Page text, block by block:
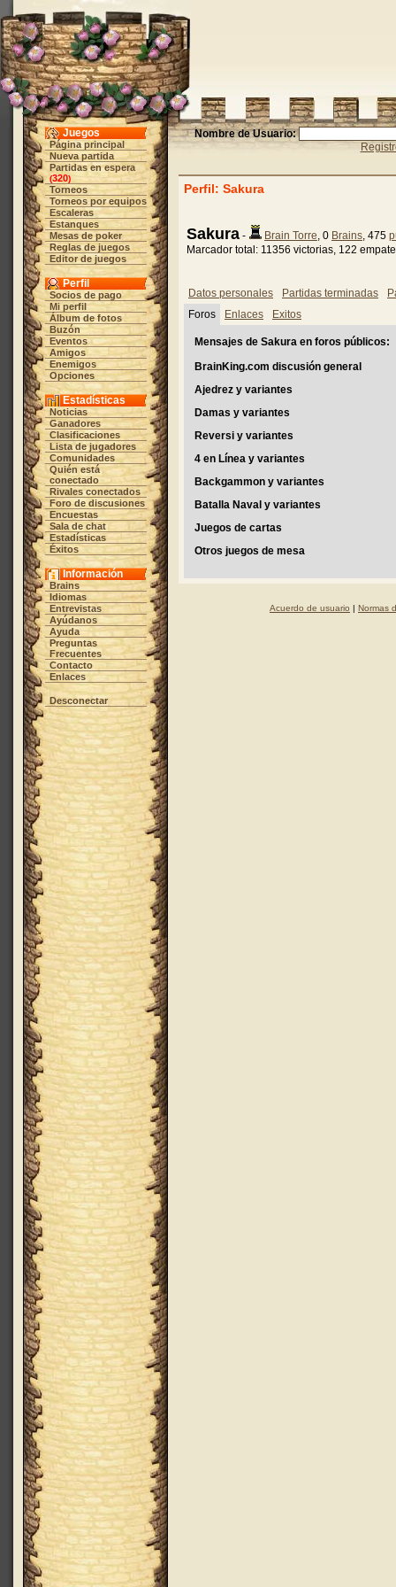
Juegos
Página principal
Nueva partida
Partidas en espera
(320)
Torneos
Torneos por equipos
Escaleras
Estanques
Mesas de poker
Reglas de juegos
Editor de juegos
Perfil
Socios de pago
Mi perfil
Álbum de fotos
Buzón
Eventos
Amigos
Enemigos
Opciones
Estadísticas
Noticias
Ganadores
Clasificaciones
Lista de jugadores
Comunidades
Quién está
conectado
Rivales conectados
Foro de discusiones
Encuestas
Sala de chat
Estadísticas
Éxitos
Información
Brains
Idiomas
Entrevistas
Ayúdanos
Ayuda
Preguntas
Frecuentes
Contacto
Enlaces
Desconectar
Nombre de Usuario:
Perfil: Sakura
Sakura - Brain Torre, 0 Brains, 475
Marcador total: 11356 victorias, 122
Datos personales Partidas terminadas
Foros
Enlaces Exitos
Mensajes de Sakura en foros públicos:
BrainKing.com discusión general
Ajedrez y variantes
Damas y variantes
Reversi y variantes
4 en Línea y variantes
Backgammon y variantes
Batalla Naval y variantes
Juegos de cartas
Otros juegos de mesa
Acuerdo de usuario | Normas